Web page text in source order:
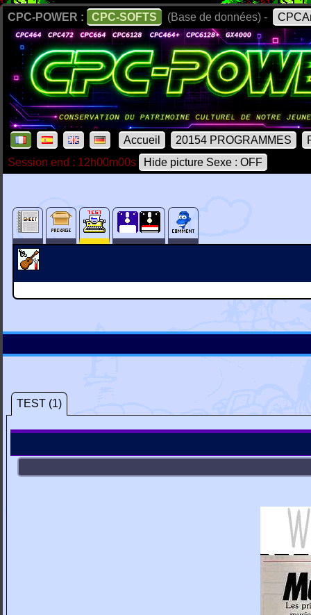
CPC-POWER : CPC-SOFTS (Base de données) -
Accueil 20154 PROGRAMMES
Session end : 12h00m00s
Hide picture Sexe : OFF
TEST (1)